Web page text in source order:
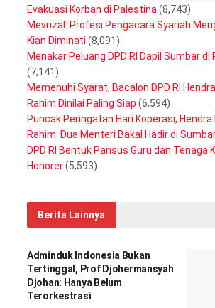
Evakuasi Korban di Palestina (8,743)
Mevrizal: Profesi Pengacara Syariah
Kian Diminati (8,091)
Menakar Peluang DPD RI Dapil Sumbar di
(7,141)
Memenuhi Syarat, Bacalon DPD RI
Rahim Dinilai Paling Siap (6,594)
Puncak Peringatan Hari Koperasi, Hendra
Rahim: Dua Menteri Bakal Hadir di
DPD RI Bentuk Pansus Guru dan Tenaga
Honorer(5,593)
Berita Lainnya
Adminduk Indonesia Bukan
Tertinggal, Prof Djohermansyah
Djohan: Hanya Belum
Terorkestrasi